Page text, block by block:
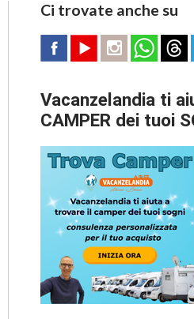
Ci trovate anche su
Vacanzelandia ti
CAMPER dei tuoi